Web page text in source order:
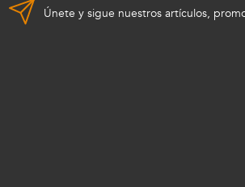
Únete y sigue nuestros artículos,